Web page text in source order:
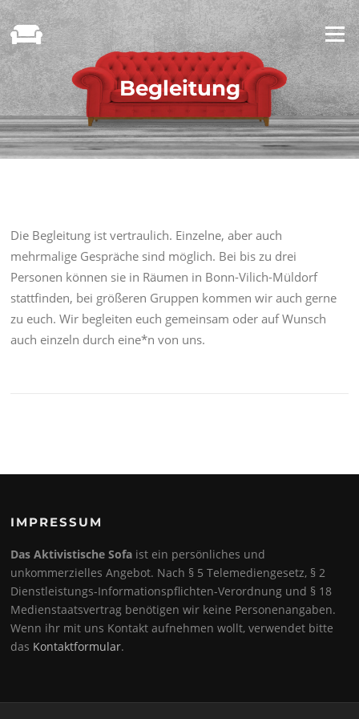
Zum
Inhalt
springen
Menü
Begleitung
Die Begleitung ist vertraulich. Einzelne, aber auch
mehrmalige Gespräche sind möglich. Bei bis zu drei
Personen können sie in Räumen in Bonn-Vilich-Müldorf
stattfinden, bei größeren Gruppen kommen wir auch gerne
zu euch. Wir begleiten euch gemeinsam oder auf Wunsch
auch einzeln durch eine*n von uns.
IMPRESSUM
Das Aktivistische Sofa ist ein persönliches und
unkommerzielles Angebot. Nach § 5 Telemediengesetz, § 2
Dienstleistungs-Informationspflichten-Verordnung und § 18
Medienstaatsvertrag benötigen wir keine Personenangaben.
Wenn ihr mit uns Kontakt aufnehmen wollt, verwendet bitte
das Kontaktformular.